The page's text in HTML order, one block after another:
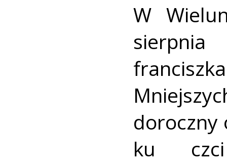
W
doroczny
ku